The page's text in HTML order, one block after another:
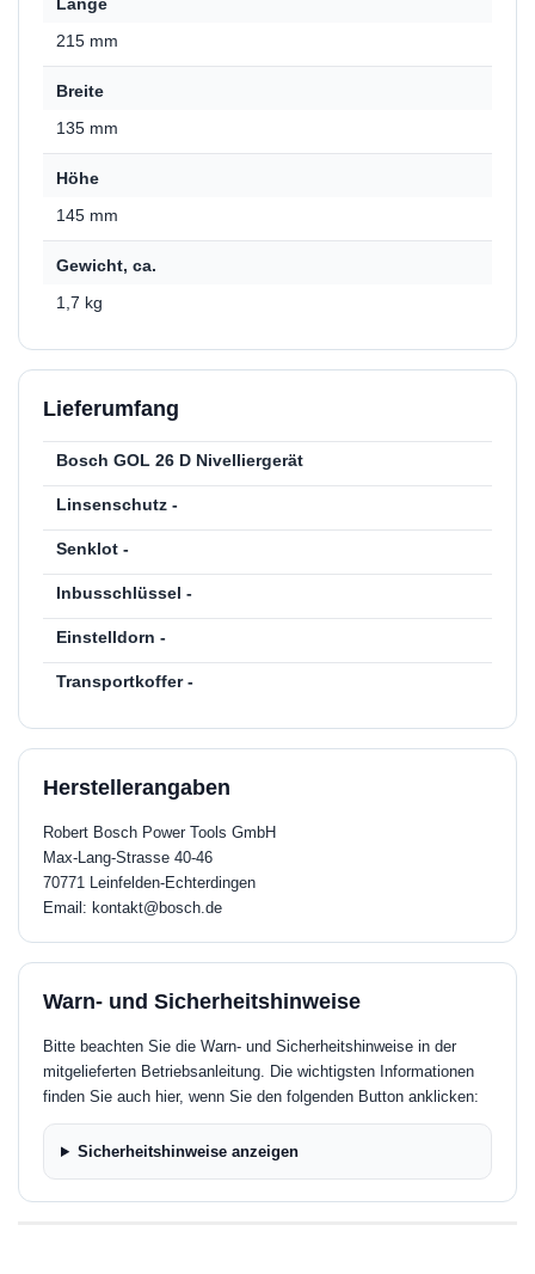
215 mm
Breite
135 mm
Höhe
145 mm
Gewicht, ca.
1,7 kg
Lieferumfang
Bosch GOL 26 D Nivelliergerät
Linsenschutz -
Senklot -
Inbusschlüssel -
Einstelldorn -
Transportkoffer -
Herstellerangaben
Robert Bosch Power Tools GmbH
Max-Lang-Strasse 40-46
70771 Leinfelden-Echterdingen
Email: kontakt@bosch.de
Warn- und Sicherheitshinweise
Bitte beachten Sie die Warn- und Sicherheitshinweise in der
mitgelieferten Betriebsanleitung. Die wichtigsten Informationen
finden Sie auch hier, wenn Sie den folgenden Button anklicken:
Sicherheitshinweise anzeigen